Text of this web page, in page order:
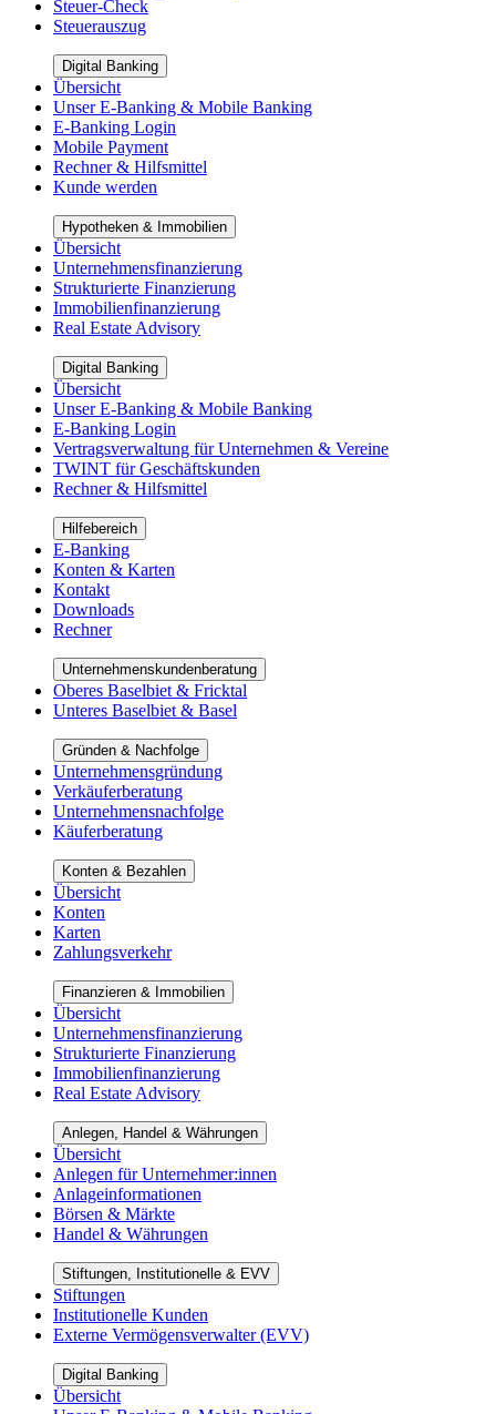
Steuer-Check
Steuerauszug
Digital Banking
Übersicht
Unser E-Banking & Mobile Banking
E-Banking Login
Mobile Payment
Rechner & Hilfsmittel
Kunde werden
Hypotheken & Immobilien
Übersicht
Unternehmensfinanzierung
Strukturierte Finanzierung
Immobilienfinanzierung
Real Estate Advisory
Digital Banking
Übersicht
Unser E-Banking & Mobile Banking
E-Banking Login
Vertragsverwaltung für Unternehmen & Vereine
TWINT für Geschäftskunden
Rechner & Hilfsmittel
Hilfebereich
E-Banking
Konten & Karten
Kontakt
Downloads
Rechner
Unternehmenskundenberatung
Oberes Baselbiet & Fricktal
Unteres Baselbiet & Basel
Gründen & Nachfolge
Unternehmensgründung
Verkäuferberatung
Unternehmensnachfolge
Käuferberatung
Konten & Bezahlen
Übersicht
Konten
Karten
Zahlungsverkehr
Finanzieren & Immobilien
Übersicht
Unternehmensfinanzierung
Strukturierte Finanzierung
Immobilienfinanzierung
Real Estate Advisory
Anlegen, Handel & Währungen
Übersicht
Anlegen für Unternehmer:innen
Anlageinformationen
Börsen & Märkte
Handel & Währungen
Stiftungen, Institutionelle & EVV
Stiftungen
Institutionelle Kunden
Externe Vermögensverwalter (EVV)
Digital Banking
Übersicht